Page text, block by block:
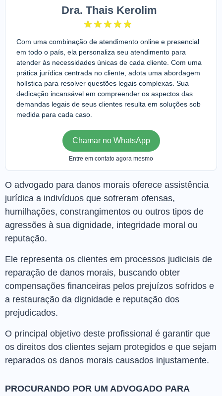
Dra. Thais Kerolim
Com uma combinação de atendimento online e presencial
em todo o país, ela personaliza seu atendimento para
atender às necessidades únicas de cada cliente. Com uma
prática jurídica centrada no cliente, adota uma abordagem
holística para resolver questões legais complexas. Sua
dedicação incansável em compreender os aspectos das
demandas legais de seus clientes resulta em soluções sob
medida para cada caso.
Chamar no WhatsApp
Entre em contato agora mesmo
O advogado para danos morais oferece assistência
jurídica a indivíduos que sofreram ofensas,
humilhações, constrangimentos ou outros tipos de
agressões à sua dignidade, integridade moral ou
reputação.
Ele representa os clientes em processos judiciais de
reparação de danos morais, buscando obter
compensações financeiras pelos prejuízos sofridos e
a restauração da dignidade e reputação dos
prejudicados.
O principal objetivo deste profissional é garantir que
os direitos dos clientes sejam protegidos e que sejam
reparados os danos morais causados injustamente.
PROCURANDO POR UM ADVOGADO PARA